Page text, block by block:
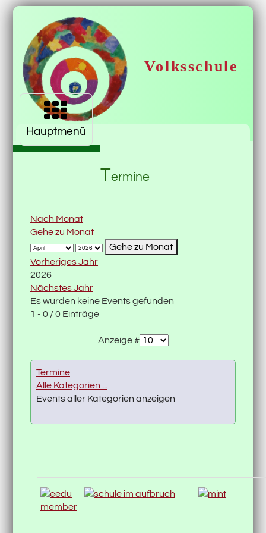
Volksschule
Krimml
Navigation aufklappen
Hauptmenü
Termine
Nach Monat
Gehe zu Monat
Gehe zu Monat
Vorheriges Jahr
2026
Nächstes Jahr
Es wurden keine Events gefunden
Limite der Paginierungsliste
1 - 0 / 0 Einträge
Anzeige #
Termine
Alle Kategorien ...
Events aller Kategorien anzeigen